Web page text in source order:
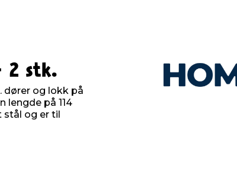
2 stk.
dører og lokk på
lengde på 114
stål og er til